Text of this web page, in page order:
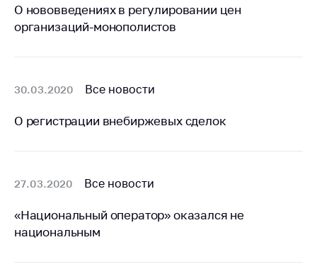
данных
Новости
Личный прием
граждан и юр. лиц
Горячая линия
обращения
О нововведениях в регулировании цен
организаций-монополистов
30.03.2020 Все новости
О регистрации внебиржевых сделок
27.03.2020 Все новости
«Национальный оператор» оказался не
национальным